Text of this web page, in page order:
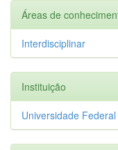
Áreas de
Interdisciplinar
Instituição
Universidade